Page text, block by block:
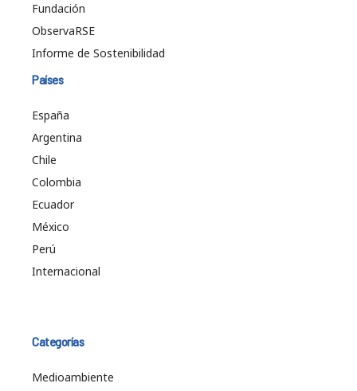
Fundación
ObservaRSE
Informe de Sostenibilidad
Países
España
Argentina
Chile
Colombia
Ecuador
México
Perú
Internacional
Categorías
Medioambiente